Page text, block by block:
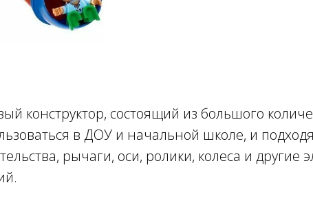
конструктор, состоящий из большого
в ДОУ и начальной школе, и
рычаги, оси, ролики, колеса и